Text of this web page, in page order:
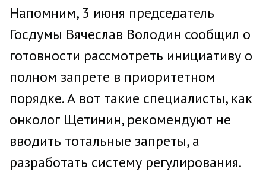
Напомним, 3 июня председатель
Госдумы Вячеслав Володин сообщил о
готовности рассмотреть инициативу о
полном запрете в приоритетном
порядке. А вот такие специалисты, как
онколог Щетинин, рекомендуют не
вводить тотальные запреты, а
разработать систему регулирования.